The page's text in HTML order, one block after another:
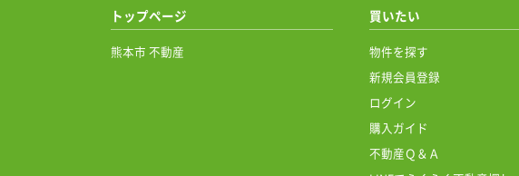
気になる物件がございま
す。
※掲載内容と現況に相違が
現地確認や資料請求はお
ご連絡お待ちしております。
トップページ
熊本市 不動産
買いたい
物件を探す
新規会員登録
ログイン
購入ガイド
不動産Ｑ＆Ａ